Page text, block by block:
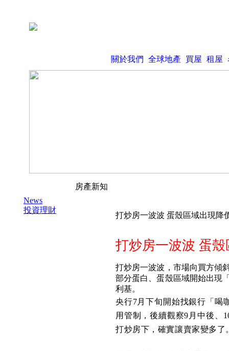
關於我們 全球地產 買屋 租屋
房產新知
News
投資理財
打炒房一波波 蛋殼區域出現降
打炒房一波波 蛋
打炒房一波波，市場向買方傾
部分蛋白、蛋殼區域開始出現
利基。
央行7月下旬開始找銀行「喝
用管制，後續觀察9月中後、
打炒房下，確實讓賣家變多了